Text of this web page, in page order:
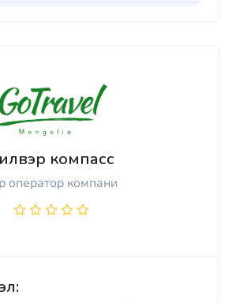
компасс
оператор компани